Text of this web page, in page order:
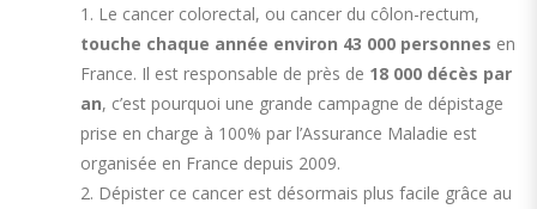
Le cancer colorectal, ou cancer du côlon-rectum,
touche chaque année environ 43 000 personnes en
France. Il est responsable de près de 18 000 décès par
an, c’est pourquoi une grande campagne de dépistage
prise en charge à 100% par l’Assurance Maladie est
organisée en France depuis 2009.
Dépister ce cancer est désormais plus facile grâce au